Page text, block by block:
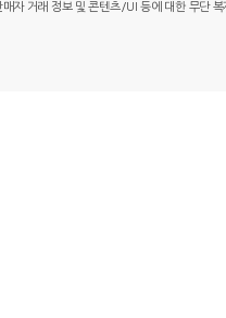
자 거래 정보 및 콘텐츠/UI 등에 대한 무단